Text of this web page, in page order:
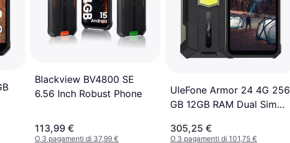
Blackview BV4800 SE
6.56 Inch Robust Phone
113,99 €
O 3 pagamenti di 37,99 €
UleFone Armor 24 4G 256
GB 12GB RAM Dual Sim
Nano SD Fotocamera 64
305,25 €
O 3 pagamenti di 101,75 €